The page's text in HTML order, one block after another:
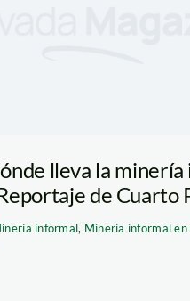
lleva la
de Cuarto
informal, Minería informal en